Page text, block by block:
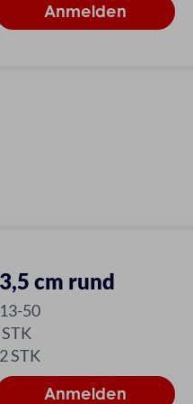
cm rund
50
STK
STK